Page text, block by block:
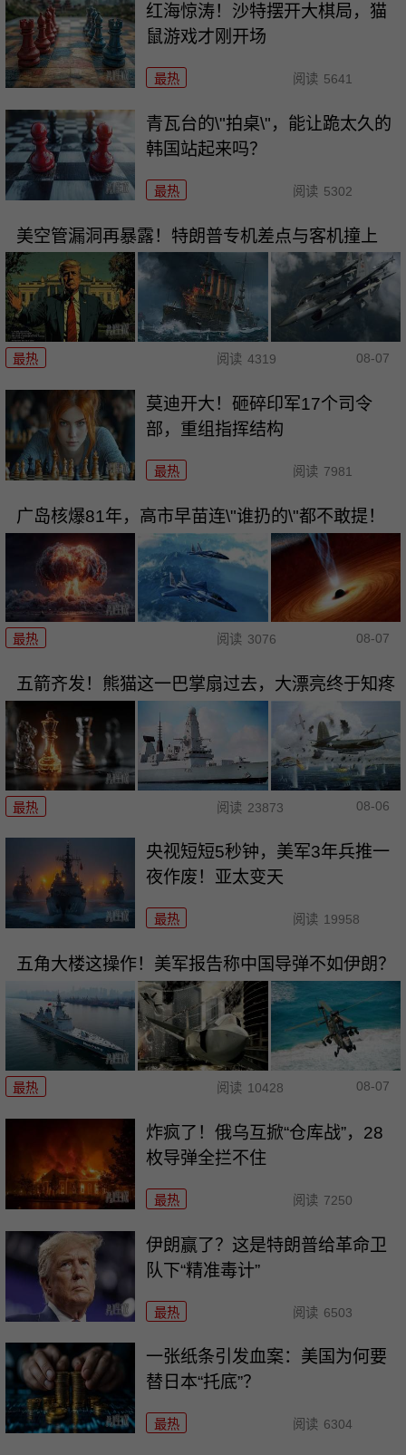
红海惊涛！沙特摆开大棋局，猫
鼠游戏才刚开场
最热 阅读 5641
青瓦台的\"拍桌\"，能让跪太久的
韩国站起来吗？
最热 阅读 5302
美空管漏洞再暴露！特朗普专机差点与客机撞上
最热 阅读 4319 08-07
莫迪开大！砸碎印军17个司令
部，重组指挥结构
最热 阅读 7981
广岛核爆81年，高市早苗连\"谁扔的\"都不敢提！
最热 阅读 3076 08-07
五箭齐发！熊猫这一巴掌扇过去，大漂亮终于知疼
最热 阅读 23873 08-06
央视短短5秒钟，美军3年兵推一
夜作废！亚太变天
最热 阅读 19958
五角大楼这操作！美军报告称中国导弹不如伊朗？
最热 阅读 10428 08-07
炸疯了！俄乌互掀“仓库战”，28
枚导弹全拦不住
最热 阅读 7250
伊朗赢了？这是特朗普给革命卫
队下“精准毒计”
最热 阅读 6503
一张纸条引发血案：美国为何要
替日本“托底”？
最热 阅读 6304